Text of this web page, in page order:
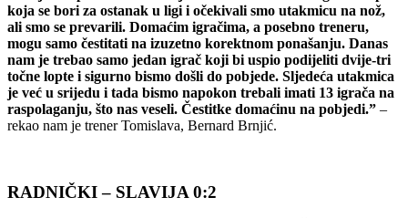
koja se bori za ostanak u ligi i očekivali smo utakmicu na nož,
ali smo se prevarili. Domaćim igračima, a posebno treneru,
mogu samo čestitati na izuzetno korektnom ponašanju. Danas
nam je trebao samo jedan igrač koji bi uspio podijeliti dvije-tri
točne lopte i sigurno bismo došli do pobjede. Sljedeća utakmica
je već u srijedu i tada bismo napokon trebali imati 13 igrača na
raspolaganju, što nas veseli. Čestitke domaćinu na pobjedi.” –
rekao nam je trenerTomislava, Bernard Brnjić.
RADNIČKI – SLAVIJA 0:2